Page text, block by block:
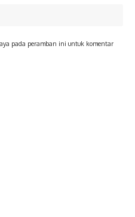
pada peramban ini untuk komentar